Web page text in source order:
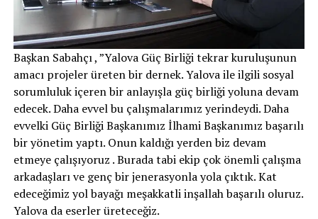
Başkan Sabahçı , ”Yalova Güç Birliği tekrar kuruluşunun
amacı projeler üreten bir dernek. Yalova ile ilgili sosyal
sorumluluk içeren bir anlayışla güç birliği yoluna devam
edecek. Daha evvel bu çalışmalarımız yerindeydi. Daha
evvelki Güç Birliği Başkanımız İlhami Başkanımız başarılı
bir yönetim yaptı. Onun kaldığı yerden biz devam
etmeye çalışıyoruz . Burada tabi ekip çok önemli çalışma
arkadaşları ve genç bir jenerasyonla yola çıktık. Kat
edeceğimiz yol bayağı meşakkatli inşallah başarılı oluruz.
Yalova da eserler üreteceğiz.